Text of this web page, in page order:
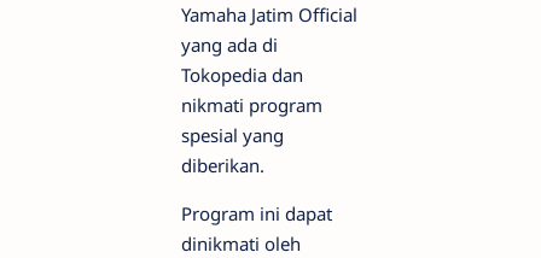
Yamaha Jatim Official
yang ada di
Tokopedia dan
nikmati program
spesial yang
diberikan.
Program ini dapat
dinikmati oleh